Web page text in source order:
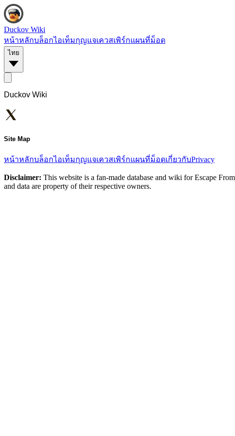
Duckov Wiki
หน้าหลักบล็อกไอเท็มกุญแจเควสเพิร์กแผนที่ม็อด
ไทย
Duckov Wiki
Site Map
หน้าหลักบล็อกไอเท็มกุญแจเควสเพิร์กแผนที่ม็อดเกี่ยวกับPrivacy
Disclaimer: This website is a fan-made database and wiki for Escape
and data are property of their respective owners.